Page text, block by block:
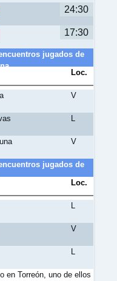
24:30
17:30
jugados de
Loc.
V
L
V
jugados de
Loc.
L
V
L
en Torreón, uno de ellos